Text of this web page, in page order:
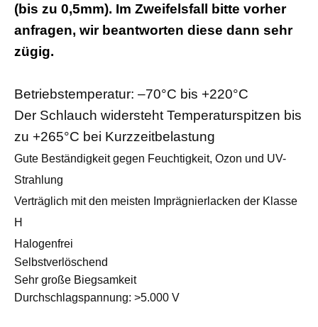
(bis zu 0,5mm). Im Zweifelsfall bitte vorher
anfragen, wir beantworten diese dann sehr
zügig.
Betriebstemperatur: –70°C bis +220°C
Der Schlauch widersteht Temperaturspitzen bis
zu +265°C bei Kurzzeitbelastung
Gute Beständigkeit gegen Feuchtigkeit, Ozon und UV-
Strahlung
Verträglich mit den meisten Imprägnierlacken der Klasse
H
Halogenfrei
Selbstverlöschend
Sehr große Biegsamkeit
Durchschlagspannung: >5.000 V